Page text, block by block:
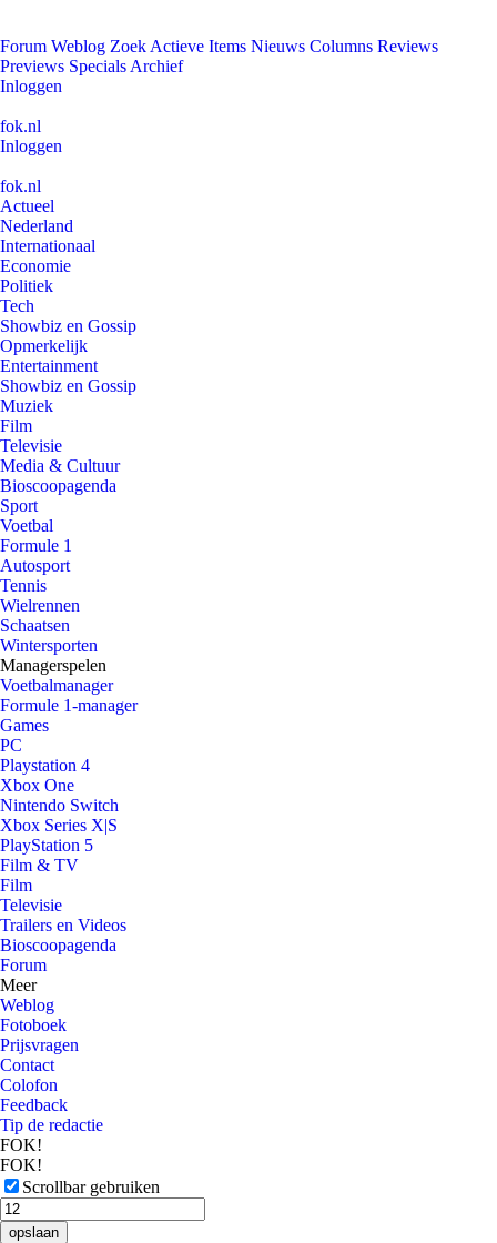
Forum Weblog Zoek Actieve Items Nieuws Columns Reviews
Previews Specials Archief
Inloggen
fok.nl
Inloggen
fok.nl
Actueel
Nederland
Internationaal
Economie
Politiek
Tech
Showbiz en Gossip
Opmerkelijk
Entertainment
Showbiz en Gossip
Muziek
Film
Televisie
Media & Cultuur
Bioscoopagenda
Sport
Voetbal
Formule 1
Autosport
Tennis
Wielrennen
Schaatsen
Wintersporten
Managerspelen
Voetbalmanager
Formule 1-manager
Games
PC
Playstation 4
Xbox One
Nintendo Switch
Xbox Series X|S
PlayStation 5
Film & TV
Film
Televisie
Trailers en Videos
Bioscoopagenda
Forum
Meer
Weblog
Fotoboek
Prijsvragen
Contact
Colofon
Feedback
Tip de redactie
FOK!
FOK!
Scrollbar gebruiken
opslaan